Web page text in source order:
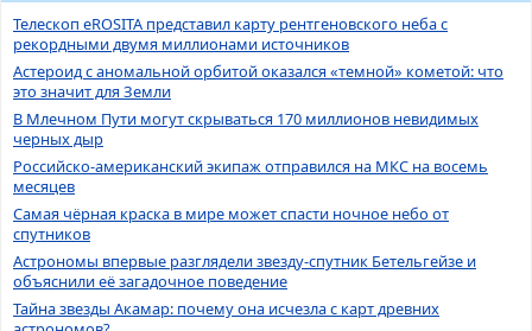
Телескоп eROSITA представил карту рентгеновского неба с
рекордными двумя миллионами источников
Астероид с аномальной орбитой оказался «темной» кометой: что
это значит для Земли
В Млечном Пути могут скрываться 170 миллионов невидимых
черных дыр
Российско-американский экипаж отправился на МКС на восемь
месяцев
Самая чёрная краска в мире может спасти ночное небо от
спутников
Астрономы впервые разглядели звезду-спутник Бетельгейзе и
объяснили её загадочное поведение
Тайна звезды Акамар: почему она исчезла с карт древних